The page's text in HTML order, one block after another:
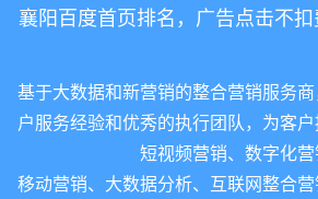
襄阳百度首页排名，广告点击不
基于大数据和新营销的整合营销服务
户服务经验和优秀的执行团队，为客户
短视频营销、数字化营
移动营销、大数据分析、互联网整合